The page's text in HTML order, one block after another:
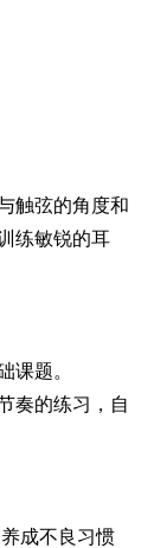
触弦的角度和
练敏锐的耳
题。
奏的练习，自
成不良习惯